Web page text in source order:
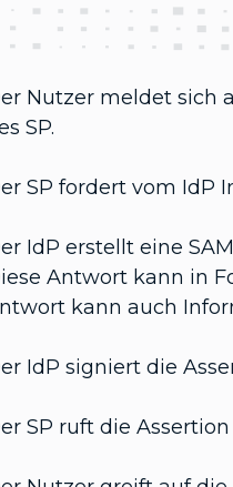
Nutzer meldet sich
SP.
SP fordert vom IdP
IdP erstellt eine
Antwort kann in
kann auch
IdP signiert die
SP ruft die